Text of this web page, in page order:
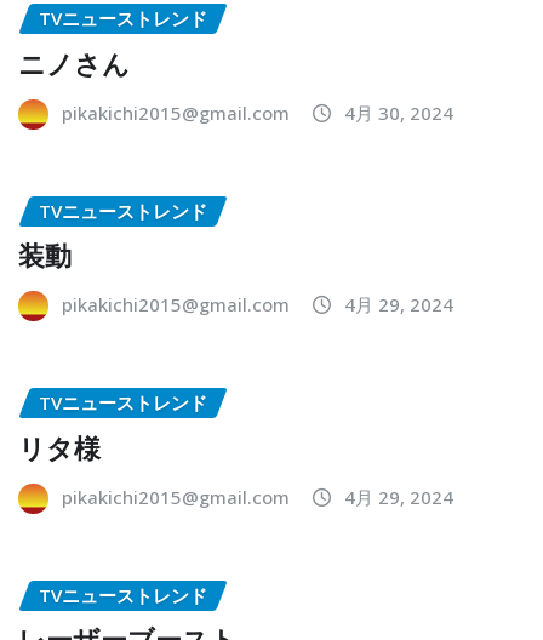
TVニューストレンド
ニノさん
pikakichi2015@gmail.com 4月 30, 2024
TVニューストレンド
装動
pikakichi2015@gmail.com 4月 29, 2024
TVニューストレンド
リタ様
pikakichi2015@gmail.com 4月 29, 2024
TVニューストレンド